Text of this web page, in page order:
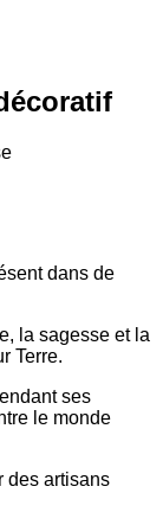
dans de
la sagesse et la
Terre.
ses
le monde
des artisans